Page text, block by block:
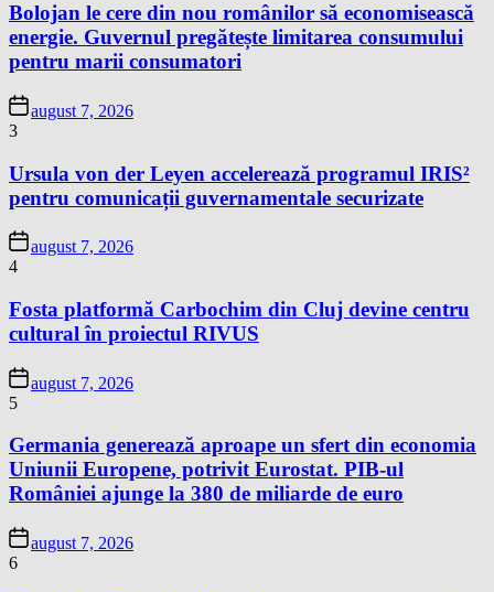
Bolojan le cere din nou românilor să economisească
energie. Guvernul pregătește limitarea consumului
pentru marii consumatori
august 7, 2026
3
Ursula von der Leyen accelerează programul IRIS²
pentru comunicații guvernamentale securizate
august 7, 2026
4
Fosta platformă Carbochim din Cluj devine centru
cultural în proiectul RIVUS
august 7, 2026
5
Germania generează aproape un sfert din economia
Uniunii Europene, potrivit Eurostat. PIB-ul
României ajunge la 380 de miliarde de euro
august 7, 2026
6